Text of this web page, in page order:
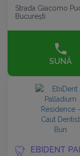
Strada Giacomo
București
SUNĂ
EBIDENT